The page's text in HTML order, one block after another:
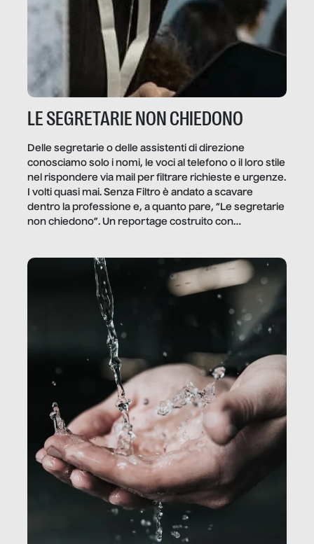
LE SEGRETARIE NON CHIEDONO
Delle segretarie o delle assistenti di direzione
conosciamo solo i nomi, le voci al telefono o il loro stile
nel rispondere via mail per filtrare richieste e urgenze.
I volti quasi mai. Senza Filtro è andato a scavare
dentro la professione e, a quanto pare, “Le segretarie
non chiedono”. Un reportage costruito con